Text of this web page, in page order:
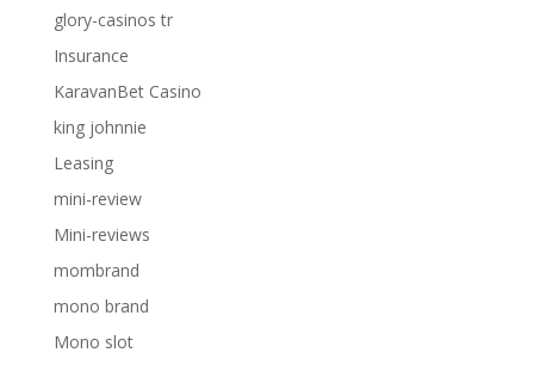
glory-casinos tr
Insurance
KaravanBet Casino
king johnnie
Leasing
mini-review
Mini-reviews
mombrand
mono brand
Mono slot